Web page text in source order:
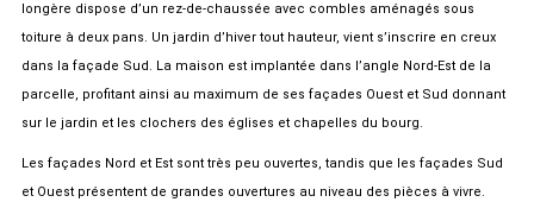
longère dispose d’un rez-de-chaussée avec combles aménagés sous
toiture à deux pans. Un jardin d’hiver tout hauteur, vient s’inscrire en creux
dans la façade Sud. La maison est implantée dans l’angle Nord-Est de la
parcelle, profitant ainsi au maximum de ses façades Ouest et Sud donnant
sur le jardin et les clochers des églises et chapelles du bourg.
Les façades Nord et Est sont très peu ouvertes, tandis que les façades Sud
et Ouest présentent de grandes ouvertures au niveau des pièces à vivre.